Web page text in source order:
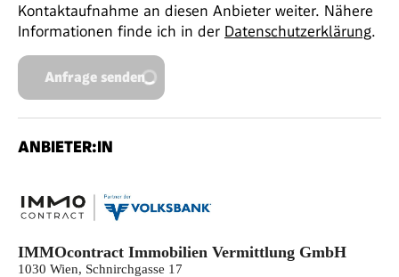
Kontaktaufnahme an diesen Anbieter weiter. Nähere
Informationen finde ich in der Datenschutzerklärung.
Anfrage senden
ANBIETER:IN
IMMOcontract Immobilien Vermittlung GmbH
1030 Wien, Schnirchgasse 17